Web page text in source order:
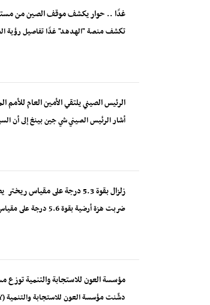
غدًا .. حوار يكشف موقف الصين من
تكشف منصة "الهدهد" غدًا تفاصيل رؤية
الرئيس الصيني يلتقي الأمين العام للأمم
أشار الرئيس الصيني شي جين بينغ إلى أن
زلزال بقوة 5.3 درجة على مقياس ريختر يضرب مصر
ضربت هزة أرضية بقوة 5.6 درجة على مقياس ريختر، مصر، قبل فجر الاثنين، بحسب المعهد القومي للبحوث الفلكي...
مؤسسة العون للاستجابة والتنمية توزع
دشّنت مؤسسة العون للاستجابة والتنمية (ARD-Y)، الأحد، توزيع الدفعة الأولى من المساعدات النقدية متعددة...